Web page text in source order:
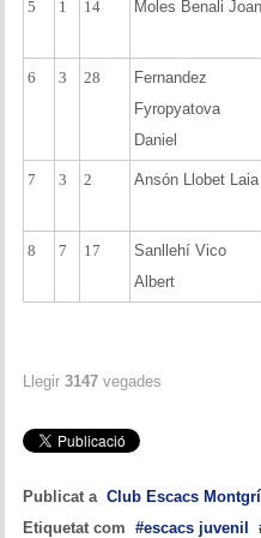
5 1 14 Moles Benali Joan
6 3 28
Fernandez
Fyropyatova
Daniel
7 3 2 Ansón Llobet Laia
8 7 17
Sanllehí Vico
Albert
Llegir 3147 vegades
Publicat a Club Escacs Montgrí
Etiquetat com
escacs juvenil